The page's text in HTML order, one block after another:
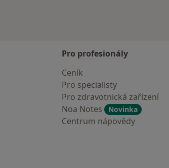
Pro profesionály
Ceník
Pro specialisty
Pro zdravotnická zařízení
Noa Notes
Novinka
Centrum nápovědy